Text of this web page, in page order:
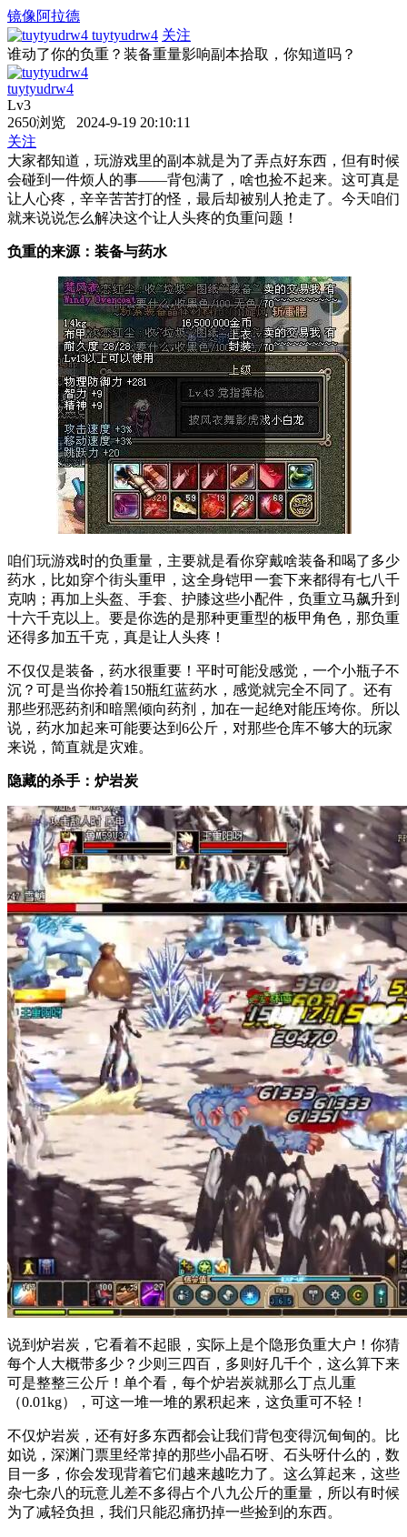
镜像阿拉德
tuytyudrw4 关注
谁动了你的负重？装备重量影响副本拾取，你知道吗？
tuytyudrw4
Lv3
2650浏览 2024-9-19 20:10:11
关注
大家都知道，玩游戏里的副本就是为了弄点好东西，但有时候
会碰到一件烦人的事——背包满了，啥也捡不起来。这可真是
让人心疼，辛辛苦苦打的怪，最后却被别人抢走了。今天咱们
就来说说怎么解决这个让人头疼的负重问题！
负重的来源：装备与药水
咱们玩游戏时的负重量，主要就是看你穿戴啥装备和喝了多少
药水，比如穿个街头重甲，这全身铠甲一套下来都得有七八千
克呐；再加上头盔、手套、护膝这些小配件，负重立马飙升到
十六千克以上。要是你选的是那种更重型的板甲角色，那负重
还得多加五千克，真是让人头疼！
不仅仅是装备，药水很重要！平时可能没感觉，一个小瓶子不
沉？可是当你拎着150瓶红蓝药水，感觉就完全不同了。还有
那些邪恶药剂和暗黑倾向药剂，加在一起绝对能压垮你。所以
说，药水加起来可能要达到6公斤，对那些仓库不够大的玩家
来说，简直就是灾难。
隐藏的杀手：炉岩炭
说到炉岩炭，它看着不起眼，实际上是个隐形负重大户！你猜
每个人大概带多少？少则三四百，多则好几千个，这么算下来
可是整整三公斤！单个看，每个炉岩炭就那么丁点儿重
（0.01kg），可这一堆一堆的累积起来，这负重可不轻！
不仅炉岩炭，还有好多东西都会让我们背包变得沉甸甸的。比
如说，深渊门票里经常掉的那些小晶石呀、石头呀什么的，数
目一多，你会发现背着它们越来越吃力了。这么算起来，这些
杂七杂八的玩意儿差不多得占个八九公斤的重量，所以有时候
为了减轻负担，我们只能忍痛扔掉一些捡到的东西。